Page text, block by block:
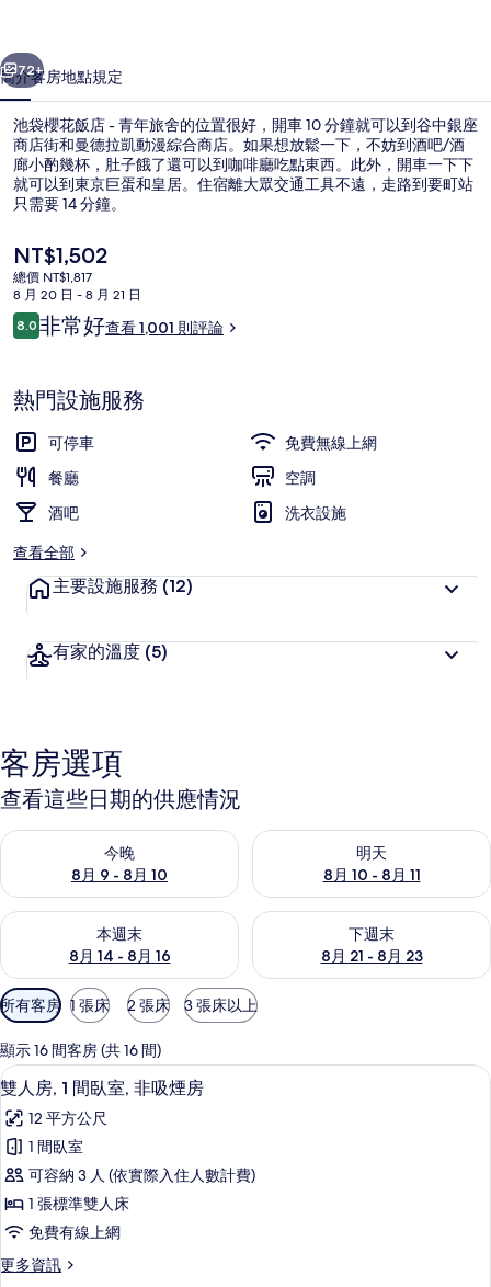
青
年
旅
舍
的
相
片
集
個 下一個
72+
簡介客房地點規定
池袋櫻花飯店 - 青年旅舍的位置很好，開車 10 分鐘就可以到谷中銀座
商店街和曼德拉凱動漫綜合商店。如果想放鬆一下，不妨到酒吧/酒
廊小酌幾杯，肚子餓了還可以到咖啡廳吃點東西。此外，開車一下下
就可以到東京巨蛋和皇居。住宿離大眾交通工具不遠，走路到要町站
只需要 14 分鐘。
目
前
的
價
格
NT$1,502
總價 NT$1,817
8 月 20 日 - 8 月 21 日
評
論
8.08.0 分，滿分 10 分，
非常好查看 1,001 則評論
熱門設施服務
可停車
免費無線上網
餐廳
空調
酒吧
洗衣設施
查看全部
主要設施服務 (12)
有家的溫度 (5)
客房選項
查看這些日期的供應情況
今晚
8月 9 - 8月 10
查看今晚 (8月 9 - 8月 10) 的供應情況
明天
8月 10 - 8月 11
查看明天 (8月 10 - 8月 11) 的
本週末
8月 14 - 8月 16
查看本週末 (8月 14 - 8月 16) 的供應情況
下週末
8月 21 - 8月 23
查看下週末 (8月 21 - 8月 23)
可
用
的
客
房
篩
選
條
所有客房 1 張床 2 張床 3 張床以上
顯示 16 間客房 (共 16 間)
顯
示
雙
人
房,
1
間
臥
6
雙人房, 1 間臥室, 非吸煙房
12 平方公尺
1 間臥室
可容納 3 人 (依實際入住人數計費)
1 張標準雙人床
免費有線上網
更多資訊
更